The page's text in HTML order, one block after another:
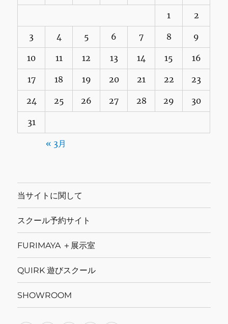
1 2
3 4 5 6 7 8 9
10 11 12 13 14 15 16
17 18 19 20 21 22 23
24 25 26 27 28 29 30
31
« 3月
当サイトに関して
スクール予約サイト
FURIMAYA ＋展示室
QUIRK 遊びスクール
SHOWROOM